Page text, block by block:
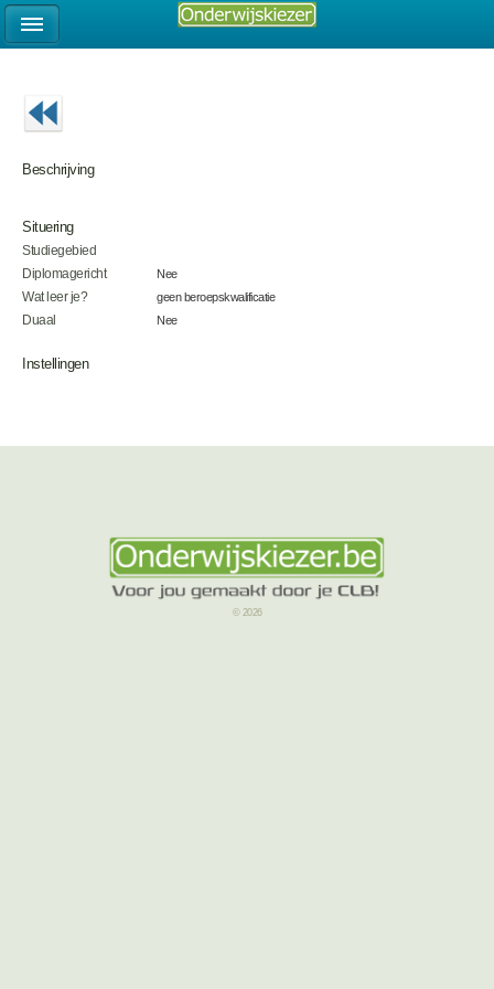
Beschrijving
Situering
Studiegebied
Diplomagericht
Nee
Wat leer je?
geen beroepskwalificatie
Duaal
Nee
Instellingen
© 2026